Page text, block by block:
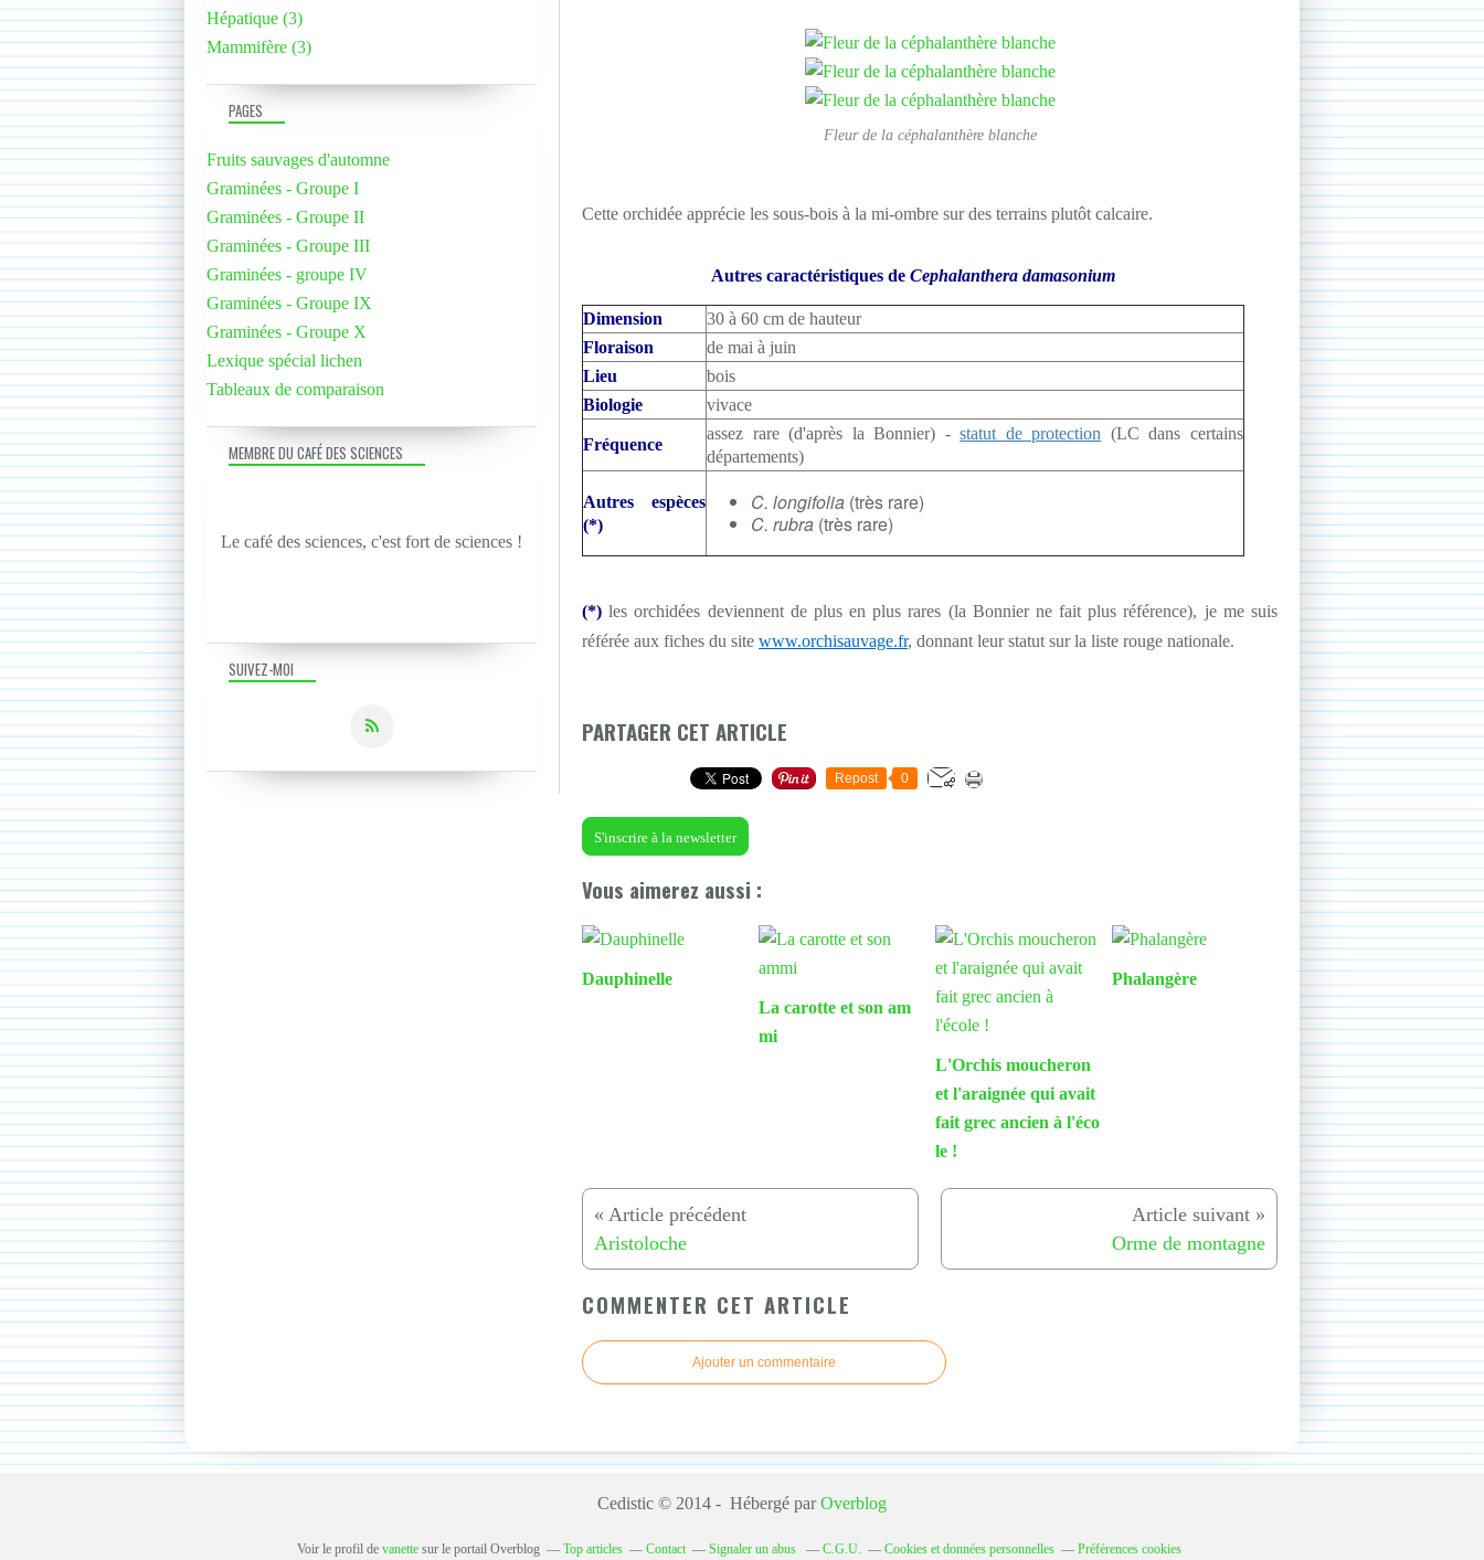
Fleur de la céphalanthère blanche
Cette orchidée apprécie les sous-bois à la mi-ombre sur des terrains plutôt calcaire.
Autres caractéristiques de Cephalanthera damasonium
Dimension 30 à 60 cm de hauteur
Floraison
de mai à juin
Lieu
bois
Biologie
vivace
Fréquence
assez rare (d'après la Bonnier) -statut de protection (LC dans certains
départements)
Autres espèces
(*)
C. longifolia (très rare)
C. rubra (très rare)
(*)les orchidées deviennent de plus en plus rares (la Bonnier ne fait plus référence), je me suis
référée aux fiches du site www.orchisauvage.fr, donnant leur statut sur la liste rouge nationale.
PARTAGER CET ARTICLE
Repost 0
S'inscrire à la newsletter
Vous aimerez aussi :
Dauphinelle
La carotte et son am
mi
L'Orchis moucheron
et l'araignée qui avait
fait grec ancien à l'éco
le !
Phalangère
Aristoloche Orme de montagne
COMMENTER CET ARTICLE
Ajouter un commentaire
SUIVEZ-MOI
PAGES
Fruits sauvages d'automne
Graminées - Groupe I
Graminées - Groupe II
Graminées - Groupe III
Graminées - groupe IV
Graminées - Groupe IX
Graminées - Groupe X
Lexique spécial lichen
Tableaux de comparaison
Hépatique (3)
Mammifère (3)
MEMBRE DU CAFÉ DES SCIENCES
Le café des sciences, c'est fort de sciences !
Cedistic © 2014 - Hébergé parOverblog
Voir le profil de vanettesur le portail Overblog Top articles Contact Signaler un abus C.G.U. Cookies et données personnelles Préférences cookies